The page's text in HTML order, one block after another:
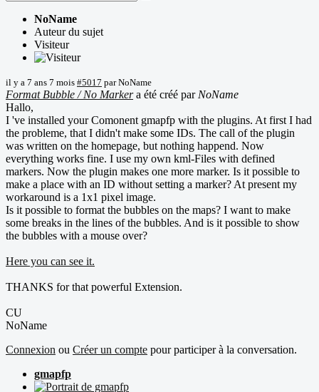
NoName
Auteur du sujet
Visiteur
il y a 7 ans 7 mois #5017 parNoName
Format Bubble / No Markera été créé par NoName
Hallo,
I 've installed your Comonent gmapfp with the plugins. At first I had
the probleme, that I didn't make some IDs. The call of the plugin
was written on the homepage, but nothing happend. Now
everything works fine. I use my own kml-Files with defined
markers. Now the plugin makes one more marker. Is it possible to
make a place with an ID without setting a marker? At present my
workaround is a 1x1 pixel image.
Is it possible to format the bubbles on the maps? I want to make
some breaks in the lines of the bubbles. And is it possible to show
the bubbles with a mouse over?
Here you can see it.
THANKS for that powerful Extension.
CU
NoName
Connexion ou Créer un compte pour participer à la conversation.
gmapfp